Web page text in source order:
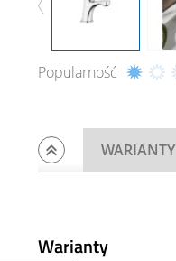
Popularność
WARIANTY
Warianty